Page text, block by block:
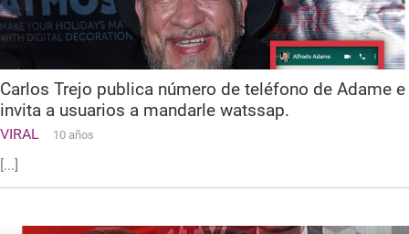
Carlos Trejo publica número de teléfono de Adame e
invita a usuarios a mandarle watssap.
VIRAL 10 años
[...]